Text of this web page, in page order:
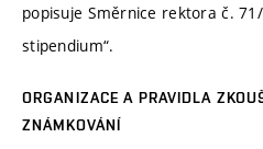
popisuje Směrnice rektora č.
stipendium“.
ORGANIZACE A PRAVIDLA
ZNÁMKOVÁNÍ